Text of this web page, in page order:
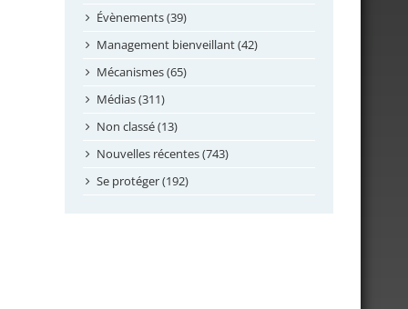
mai 2024
avril 2024
février 2024
janvier 2024
novembre 2023
octobre 2023
septembre 2023
Évènements (39)
Management bienveillant (42)
Mécanismes (65)
Médias (311)
Non classé (13)
Nouvelles récentes (743)
Se protéger (192)